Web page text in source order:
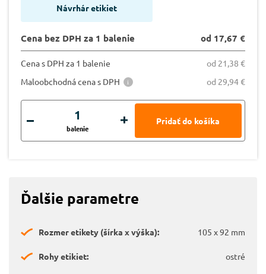
Návrhár etikiet
Cena bez DPH za 1 balenie od 17,67 €
Cena s DPH za 1 balenie
od 21,38 €
Maloobchodná cena s DPH
od 29,94 €
balenie
Ďalšie parametre
Rozmer etikety (šírka x výška): 105 x 92 mm
Rohy etikiet: ostré